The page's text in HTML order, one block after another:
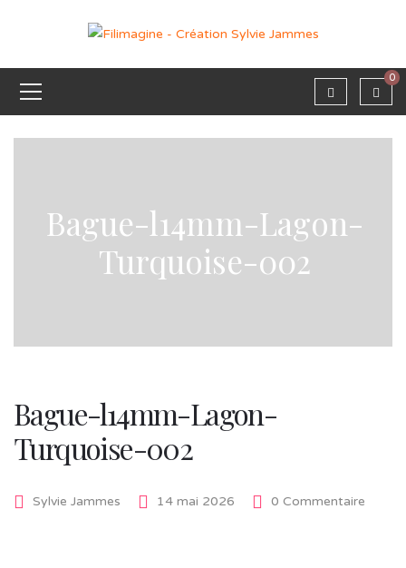
0
Bague-l14mm-Lagon-
Turquoise-002
Bague-l14mm-Lagon-
Turquoise-002
Sylvie Jammes 14 mai 2026 0 Commentaire